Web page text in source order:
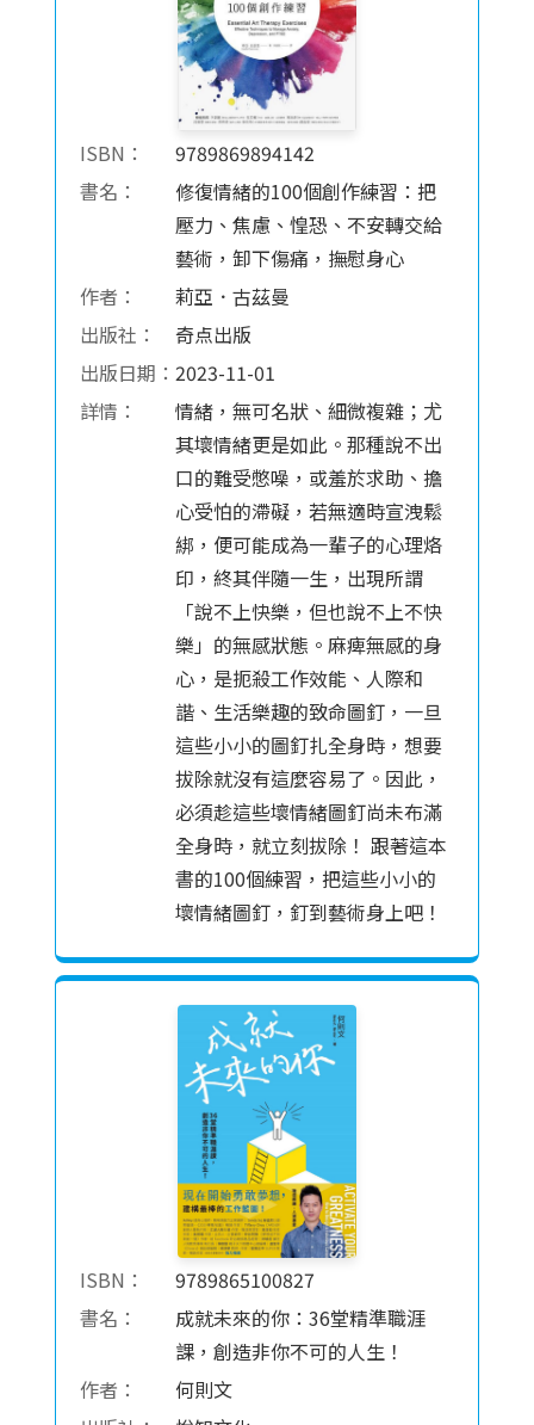
ISBN：
9789869894142
書名：
修復情緒的100個創作練習：把
壓力、焦慮、惶恐、不安轉交給
藝術，卸下傷痛，撫慰身心
作者：
莉亞．古茲曼
出版社：
奇点出版
出版日期： 2023-11-01
詳情：
情緒，無可名狀、細微複雜；尤
其壞情緒更是如此。那種說不出
口的難受憋噪，或羞於求助、擔
心受怕的滯礙，若無適時宣洩鬆
綁，便可能成為一輩子的心理烙
印，終其伴隨一生，出現所謂
「說不上快樂，但也說不上不快
樂」的無感狀態。麻痺無感的身
心，是扼殺工作效能、人際和
諧、生活樂趣的致命圖釘，一旦
這些小小的圖釘扎全身時，想要
拔除就沒有這麼容易了。因此，
必須趁這些壞情緒圖釘尚未布滿
全身時，就立刻拔除！ 跟著這本
書的100個練習，把這些小小的
壞情緒圖釘，釘到藝術身上吧！
ISBN：
9789865100827
書名：
成就未來的你：36堂精準職涯
課，創造非你不可的人生！
作者：
何則文